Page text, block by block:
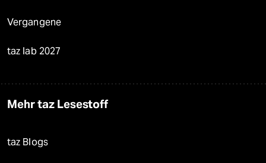
Vergangene
taz lab 2027
Mehr taz Lesestoff
taz Blogs